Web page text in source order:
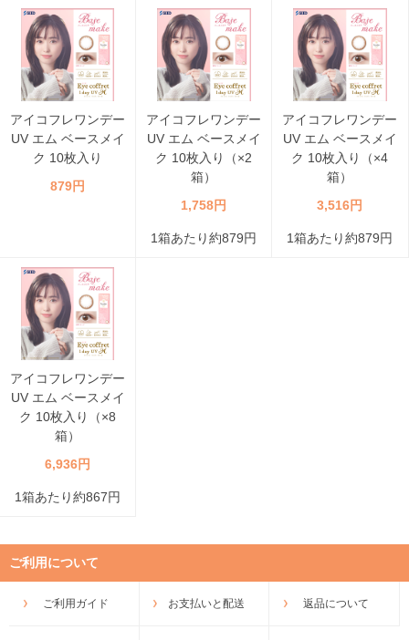
アイコフレワンデー
UV エム ベースメイ
ク 10枚入り
879円
アイコフレワンデー
UV エム ベースメイ
ク 10枚入り（×2
箱）
1,758円
1箱あたり約879円
アイコフレワンデー
UV エム ベースメイ
ク 10枚入り（×4
箱）
3,516円
1箱あたり約879円
アイコフレワンデー
UV エム ベースメイ
ク 10枚入り（×8
箱）
6,936円
1箱あたり約867円
ご利用について
ご利用ガイド お支払いと配送 返品について